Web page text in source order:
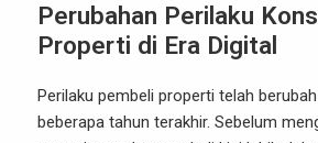
Perubahan Perilaku
Properti di Era Digital
Perilaku pembeli properti telah
beberapa tahun terakhir. Sebelum